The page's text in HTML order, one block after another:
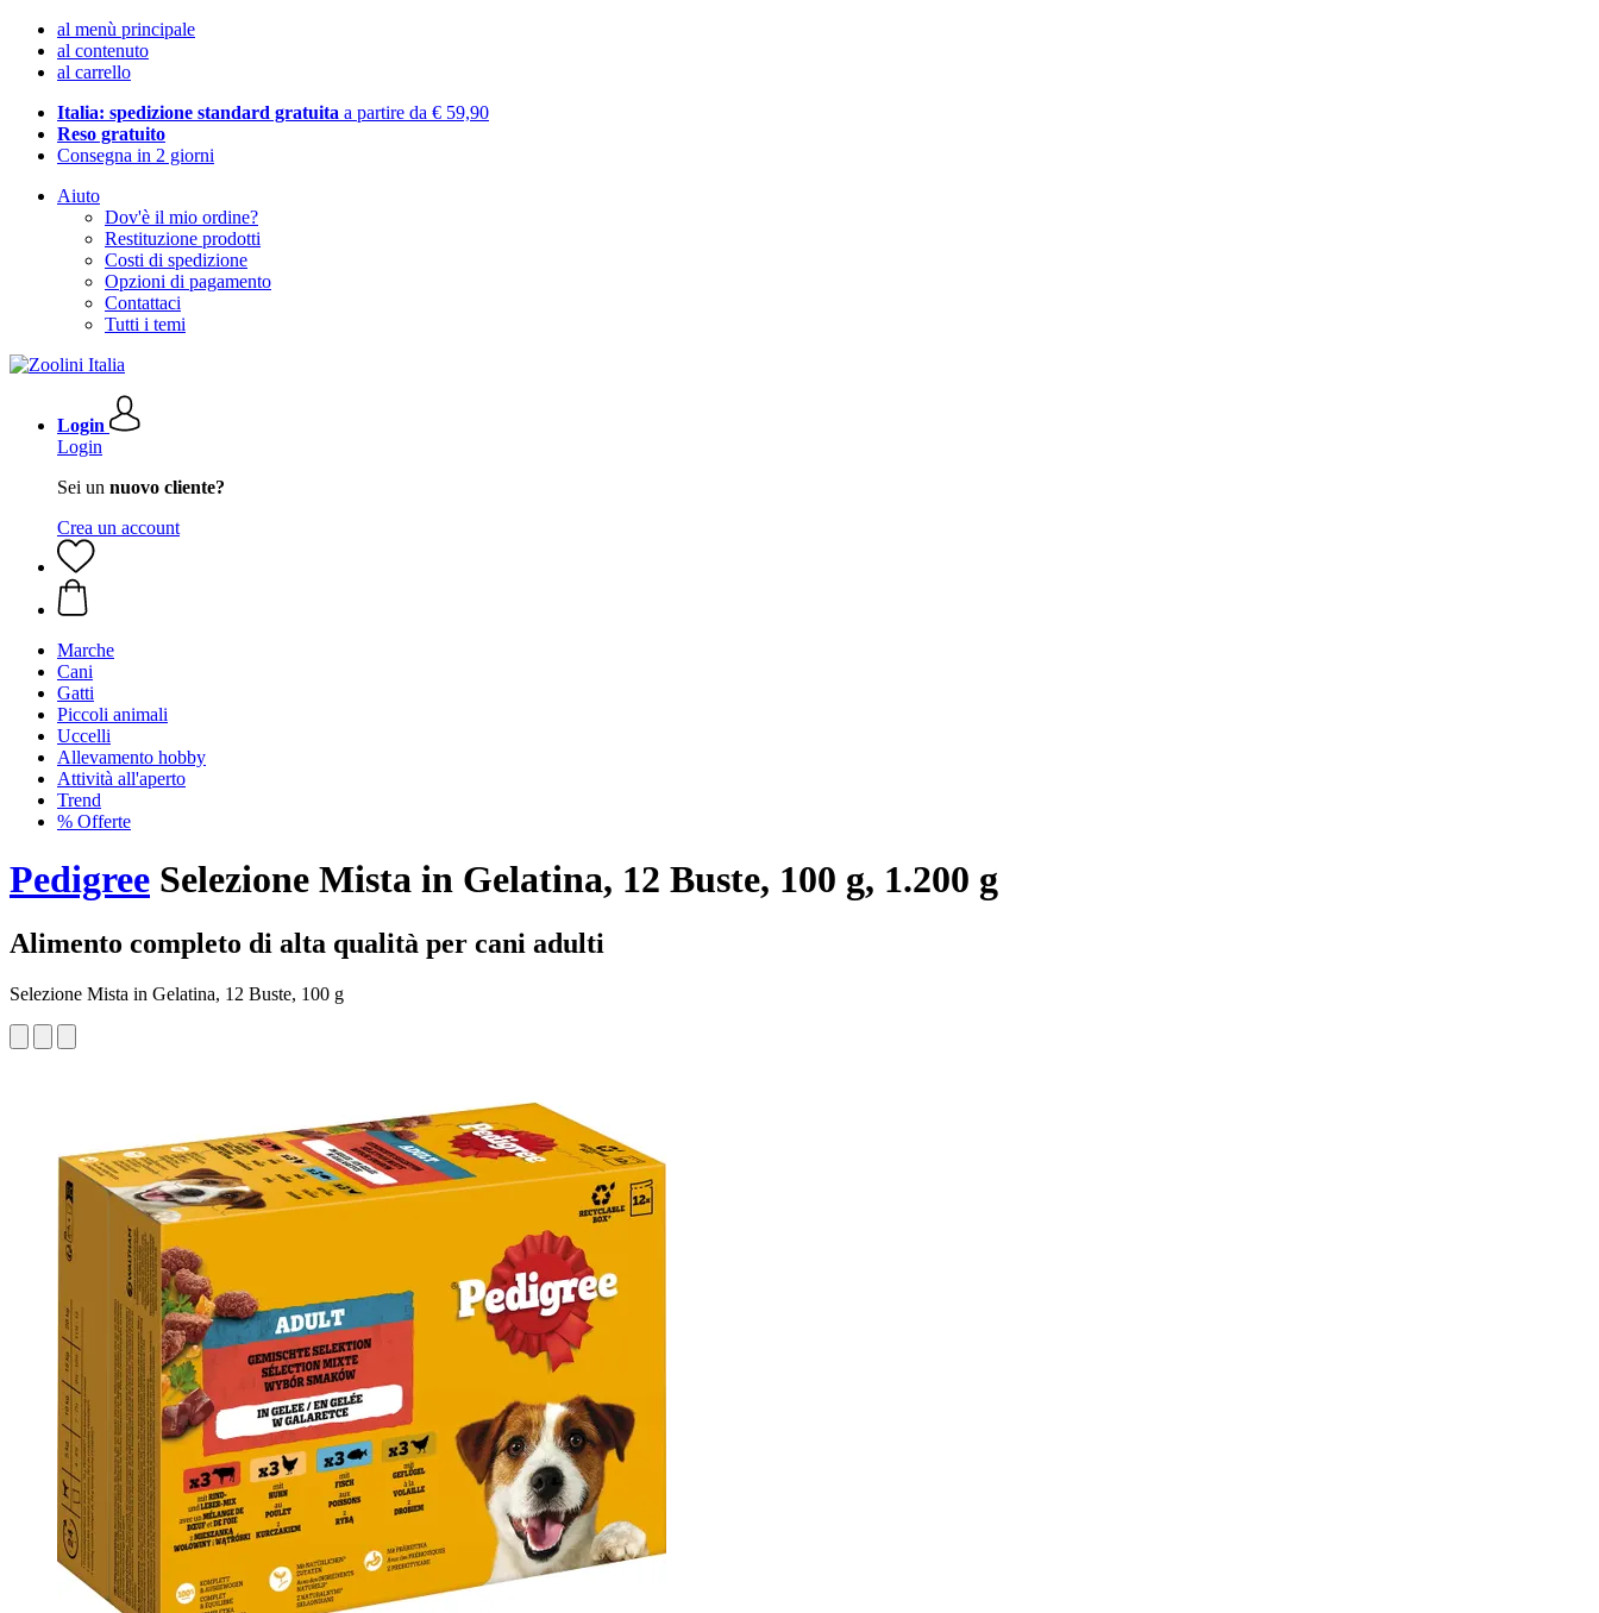
al menù principale
al contenuto
al carrello
Italia: spedizione standard gratuita a partire da € 59,90
Reso gratuito
Consegna in 2 giorni
Aiuto
Dov'è il mio ordine?
Restituzione prodotti
Costi di spedizione
Opzioni di pagamento
Contattaci
Tutti i temi
Login
Login
Sei un nuovo cliente?
Crea un account
Marche
Cani
Gatti
Piccoli animali
Uccelli
Allevamento hobby
Attività all'aperto
Trend
% Offerte
Pedigree Selezione Mista in Gelatina, 12 Buste, 100 g, 1.200 g
Alimento completo di alta qualità per cani adulti
Selezione Mista in Gelatina, 12 Buste, 100 g